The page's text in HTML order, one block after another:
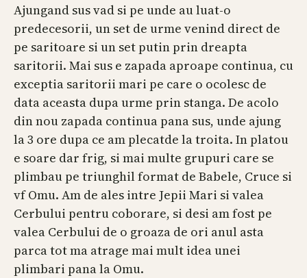
Ajungand sus vad si pe unde au luat-o
predecesorii, un set de urme venind direct de
pe saritoare si un set putin prin dreapta
saritorii. Mai sus e zapada aproape continua, cu
exceptia saritorii mari pe care o ocolesc de
data aceasta dupa urme prin stanga. De acolo
din nou zapada continua pana sus, unde ajung
la 3 ore dupa ce am plecatde la troita. In platou
e soare dar frig, si mai multe grupuri care se
plimbau pe triunghil format de Babele, Cruce si
vf Omu. Am de ales intre Jepii Mari si valea
Cerbului pentru coborare, si desi am fost pe
valea Cerbului de o groaza de ori anul asta
parca tot ma atrage mai mult idea unei
plimbari pana la Omu.